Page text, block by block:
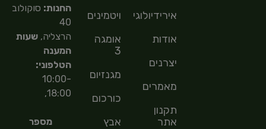
אירידיולוגיה
אודות
יצרנים
מאמרים
תקנון
אתר
ויטמינים
אומגה
3
מגנזיום
כורכום
אבץ
החנות: סוקולוב
40
הרצליה,שעות
המענה
הטלפוני:
10:00-
18:00,
מספר